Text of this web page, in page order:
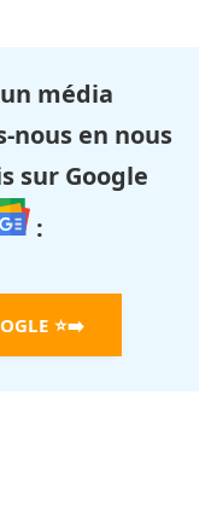
média
nous en nous
sur Google
:
⭐➡️